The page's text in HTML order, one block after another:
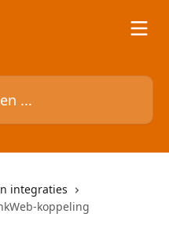
integraties
koppeling